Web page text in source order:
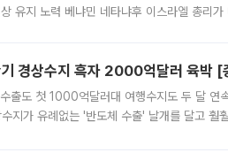
유지 노력 베냐민 네타냐후 이스라엘 총리가
경상수지 흑자 2000억달러 육박 [
도 첫 1000억달러대 여행수지도 두 달 연
지가 유례없는 '반도체 수출' 날개를 달고 훨